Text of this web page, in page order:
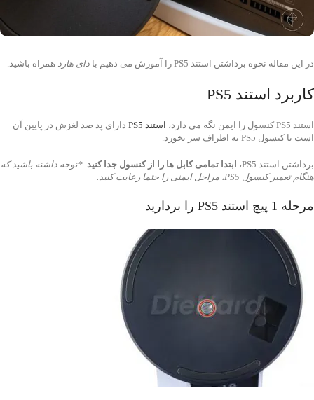
در این مقاله نحوه برداشتن استند PS5 را آموزش می دهیم با دای هارد همراه باشید.
کاربرد استند PS5
استند PS5 کنسول را ایمن نگه می دارد، استند PS5
دارای پد ضد لغزش در پایین آن
است تا کنسول PS5 به اطراف سر نخورد.
برداشتن استند PS5، ابتدا تمامی کابل ها را از کنسول جدا کنید *توجه داشته باشید که
هنگام تعمیر کنسول PS5، مراحل ایمنی را حتما رعایت کنید.
مرحله 1 پیچ استند PS5 را بردارید